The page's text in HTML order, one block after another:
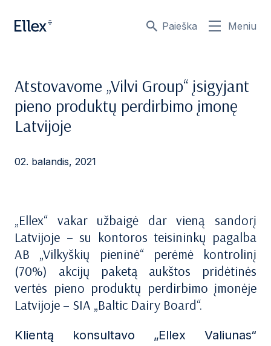
Paieška Meniu
Atstovavome „Vilvi Group“ įsigyjant
pieno produktų perdirbimo įmonę
Latvijoje
02. balandis, 2021
„Ellex“ vakar užbaigė dar vieną sandorį
Latvijoje – su kontoros teisininkų pagalba
AB „Vilkyškių pieninė“ perėmė kontrolinį
(70%) akcijų paketą aukštos pridėtinės
vertės pieno produktų perdirbimo įmonėje
Latvijoje – SIA „Baltic Dairy Board“.
Klientą konsultavo „Ellex Valiunas“